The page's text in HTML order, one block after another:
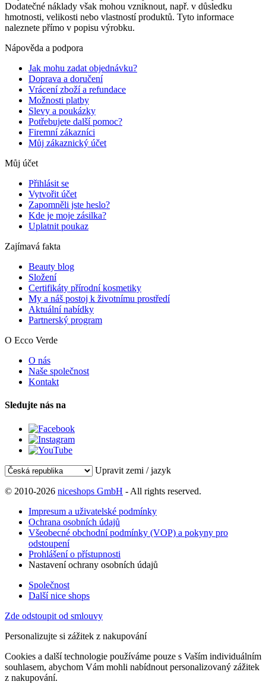
Dodatečné náklady však mohou vzniknout, např. v důsledku
hmotnosti, velikosti nebo vlastností produktů. Tyto informace
naleznete přímo v popisu výrobku.
Nápověda a podpora
Jak mohu zadat objednávku?
Doprava a doručení
Vrácení zboží a refundace
Možnosti platby
Slevy a poukázky
Potřebujete další pomoc?
Firemní zákazníci
Můj zákaznický účet
Můj účet
Přihlásit se
Vytvořit účet
Zapomněli jste heslo?
Kde je moje zásilka?
Uplatnit poukaz
Zajímavá fakta
Beauty blog
Složení
Certifikáty přírodní kosmetiky
My a náš postoj k životnímu prostředí
Aktuální nabídky
Partnerský program
O Ecco Verde
O nás
Naše společnost
Kontakt
Sledujte nás na
Upravit zemi / jazyk
© 2010-2026 niceshops GmbH - All rights reserved.
Impresum a uživatelské podmínky
Ochrana osobních údajů
Všeobecné obchodní podmínky (VOP) a pokyny pro
odstoupení
Prohlášení o přístupnosti
Nastavení ochrany osobních údajů
Společnost
Další nice shops
Zde odstoupit od smlouvy
Personalizujte si zážitek z nakupování
Cookies a další technologie používáme pouze s Vaším individuálním
souhlasem, abychom Vám mohli nabídnout personalizovaný zážitek
z nakupování.